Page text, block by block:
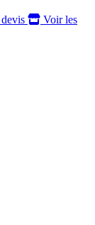
Voir les